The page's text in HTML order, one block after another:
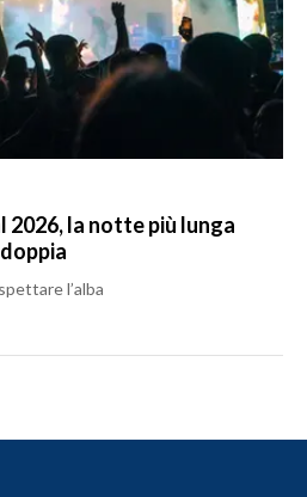
2026, la notte più lunga
l’alba